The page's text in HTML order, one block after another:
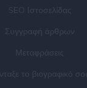
SEO Ιστοσελίδας
Συγγραφή άρθρων
Μεταφράσεις
το βιογραφικό σου